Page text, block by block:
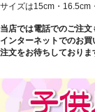
サイズは15cm・16.5cm
当店では電話でのご注文
インターネットでのお
注文をお待ちしておりま